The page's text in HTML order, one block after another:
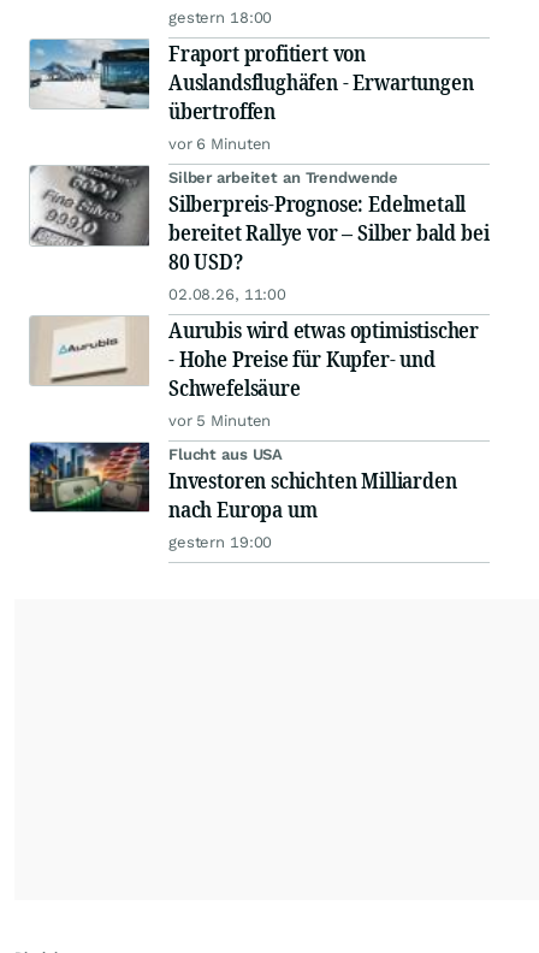
gestern 18:00
Fraport profitiert von
Auslandsflughäfen - Erwartungen
übertroffen
vor 6 Minuten
Silber arbeitet an Trendwende
Silberpreis-Prognose: Edelmetall
bereitet Rallye vor – Silber bald bei
80 USD?
02.08.26, 11:00
Aurubis wird etwas optimistischer
- Hohe Preise für Kupfer- und
Schwefelsäure
vor 5 Minuten
Flucht aus USA
Investoren schichten Milliarden
nach Europa um
gestern 19:00